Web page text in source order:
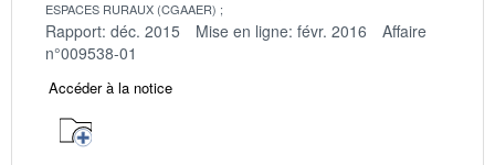
ESPACES RURAUX (CGAAER)
Rapport: déc. 2015 Mise en ligne: févr. 2016
Affaire
n°009538-01
Accéder à la notice